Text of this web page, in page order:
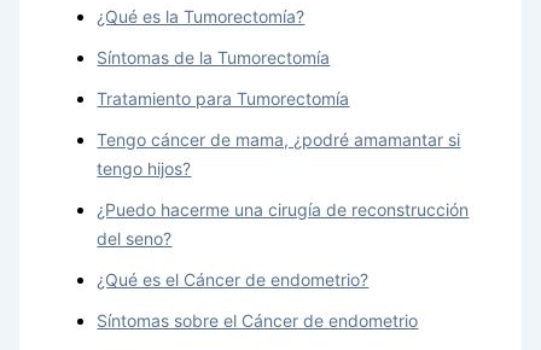
¿Qué es la Tumorectomía?
Síntomas de la Tumorectomía
Tratamiento para Tumorectomía
Tengo cáncer de mama, ¿podré amamantar si
tengo hijos?
¿Puedo hacerme una cirugía de reconstrucción
del seno?
¿Qué es el Cáncer de endometrio?
Síntomas sobre el Cáncer de endometrio